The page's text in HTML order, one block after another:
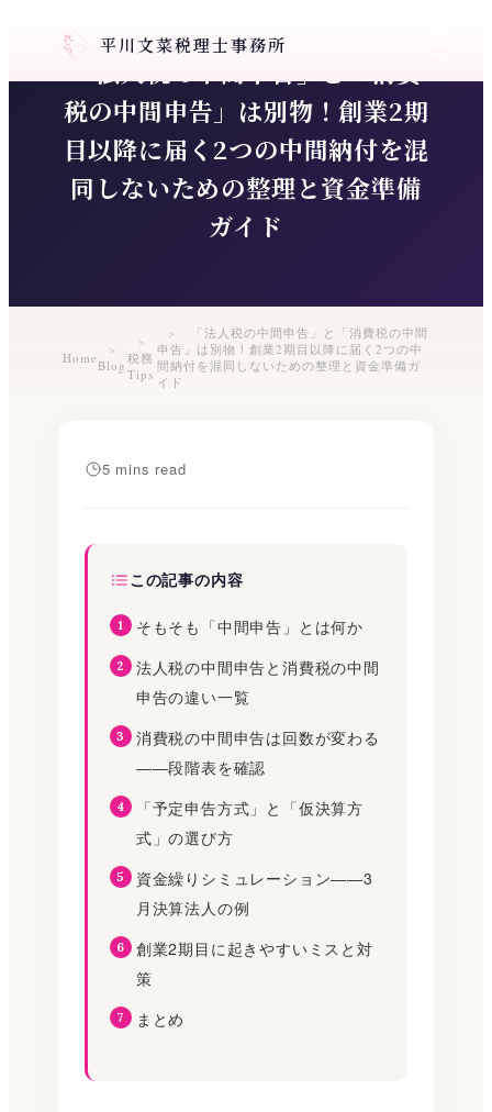
ン
平川文菜税理士事務所
税の中間申告」は別物！創業2期
目以降に届く2つの中間納付を混
同しないための整理と資金準備
ガイド
HomeBlog 税務
Tips
「法人税の中間申告」と「消費税の中間
申告」は別物！創業2期目以降に届く2つの中
間納付を混同しないための整理と資金準備ガ
イド
5 mins read
この記事の内容
そもそも「中間申告」とは何か
法人税の中間申告と消費税の中間
申告の違い一覧
消費税の中間申告は回数が変わる
――段階表を確認
「予定申告方式」と「仮決算方
式」の選び方
資金繰りシミュレーション――3
月決算法人の例
創業2期目に起きやすいミスと対
策
まとめ